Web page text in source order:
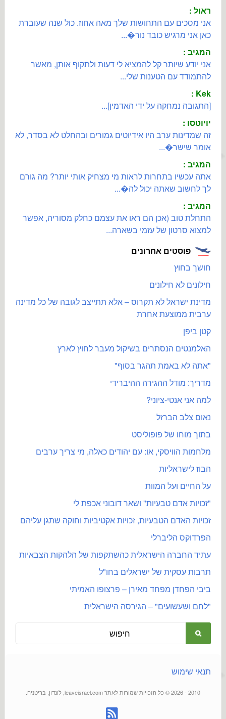
ראול :
אני מסכים עם התחושות שלך מאה אחוז. כול שנה שעוברת
כאן אני מרגיש כובד נור�...
המגיב :
אני יודע שיותר קל להמציא לי דעות ולתקוף אותן, מאשר
להתמודד עם הטענות שלי...
Kek :
[התגובה נמחקה על ידי האדמין]...
יויוטסו :
זה שמדינות ערב היו אידיוטים גמורים ובהחלט לא בסדר, לא
אומר שישר�...
המגיב :
אתה עכשיו בתחרות לראות מי מצחיק אותי יותר? מה גורם
לך לחשוב שאתה יכול לה�...
המגיב :
התחלת טוב (אכן הם ראו את עצמם כחלק מסוריה, אפשר
למצוא סרטון של עזמי בשארה...
פוסטים אחרונים
חושך בחוץ
חילונים לא חילונים
מדינת ישראל לא תקרוס – אלא תתייצב לגובה של כל מדינה
ערבית ממוצעת אחרת
קטן ביפן
האלמנטים הנסתרים בשיקול מעבר לחוץ לארץ
"אתה לא באמת תהגר בסוף"
מדריך: מודל ההגירה ההיברידי
למה אני אנטי-ציוני?
נאום צלב הברזל
בתוך מוחו של פופוליסט
מלחמות הוויסקי, או: עם יהודים כאלה, מי צריך ערבים
הבוז לישראליות
על החיים ועל המוות
"זכויות אדם טבעיות" ושאר דובוני אכפת לי
זכויות האדם הטבעיות, זכויות אקטיביות וחוקה שתגן עליהם
הפרדוקס הליברלי
עתיד החברה הישראלית כהשתקפות של הלהקות הצבאיות
תרבות עסקית של ישראלים בחו"ל
ביבי הפחדן מפחד מאירן – פרצופו האמיתי
"לחם ושעשועים" – הגירסה הישראלית
תנאי שימוש
2010 - 2026 © כל הזכויות שמורות לאתר leaveisrael.com, לונדון, בריטניה.